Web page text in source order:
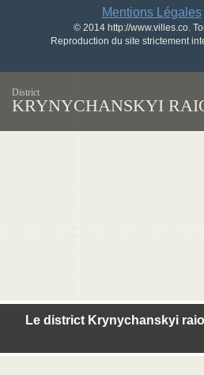
Mentions Légales
© 2014 http://www.villes.co.
Reproduction du site strictement
District
KRYNYCHANSKYI
Le district Krynychanskyi